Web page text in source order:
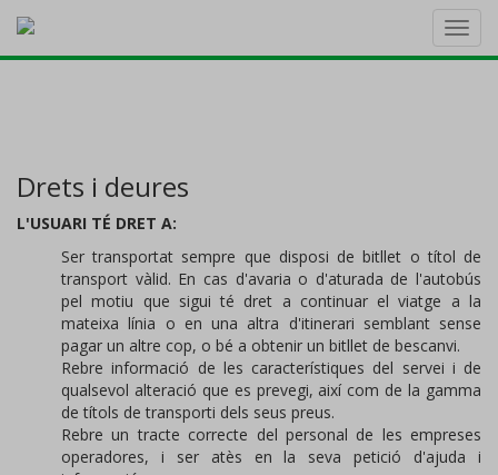
Drets i deures
L'USUARI TÉ DRET A:
Ser transportat sempre que disposi de bitllet o títol de
transport vàlid. En cas d'avaria o d'aturada de l'autobús
pel motiu que sigui té dret a continuar el viatge a la
mateixa línia o en una altra d'itinerari semblant sense
pagar un altre cop, o bé a obtenir un bitllet de bescanvi.
Rebre informació de les característiques del servei i de
qualsevol alteració que es prevegi, així com de la gamma
de títols de transporti dels seus preus.
Rebre un tracte correcte del personal de les empreses
operadores, i ser atès en la seva petició d'ajuda i